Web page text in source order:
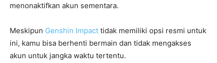
menonaktifkan akun sementara.
Meskipun Genshin Impact tidak memiliki opsi resmi untuk
ini, kamu bisa berhenti bermain dan tidak mengakses
akun untuk jangka waktu tertentu.